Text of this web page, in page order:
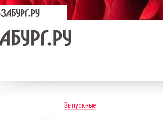
Выпускные